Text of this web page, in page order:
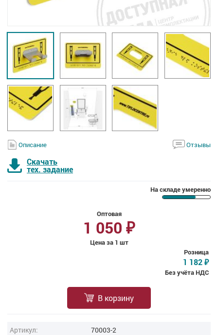
Описание Отзывы
Скачать
тех. задание
На складе умеренно
Оптовая
1 050 ₽
Цена за 1 шт
Розница
1 182 ₽
Без учёта НДС
В корзину
Артикул:
70003-2